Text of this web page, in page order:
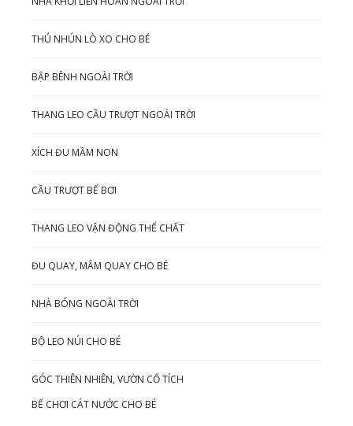
THÚ NHÚN LÒ XO CHO BÉ
BẬP BÊNH NGOÀI TRỜI
THANG LEO CẦU TRƯỢT NGOÀI TRỜI
XÍCH ĐU MẦM NON
CẦU TRƯỢT BỂ BƠI
THANG LEO VẬN ĐỘNG THỂ CHẤT
ĐU QUAY, MÂM QUAY CHO BÉ
NHÀ BÓNG NGOÀI TRỜI
BỘ LEO NÚI CHO BÉ
GÓC THIÊN NHIÊN, VƯỜN CỔ TÍCH
BỂ CHƠI CÁT NƯỚC CHO BÉ